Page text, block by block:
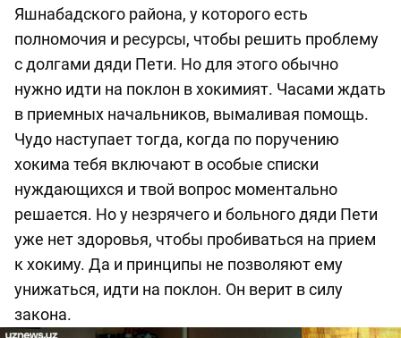
Яшнабадского района, у которого есть
полномочия и ресурсы, чтобы решить проблему
с долгами дяди Пети. Но для этого обычно
нужно идти на поклон в хокимият. Часами ждать
в приемных начальников, вымаливая помощь.
Чудо наступает тогда, когда по поручению
хокима тебя включают в особые списки
нуждающихся и твой вопрос моментально
решается. Но у незрячего и больного дяди Пети
уже нет здоровья, чтобы пробиваться на прием
к хокиму. Да и принципы не позволяют ему
унижаться, идти на поклон. Он верит в силу
закона.